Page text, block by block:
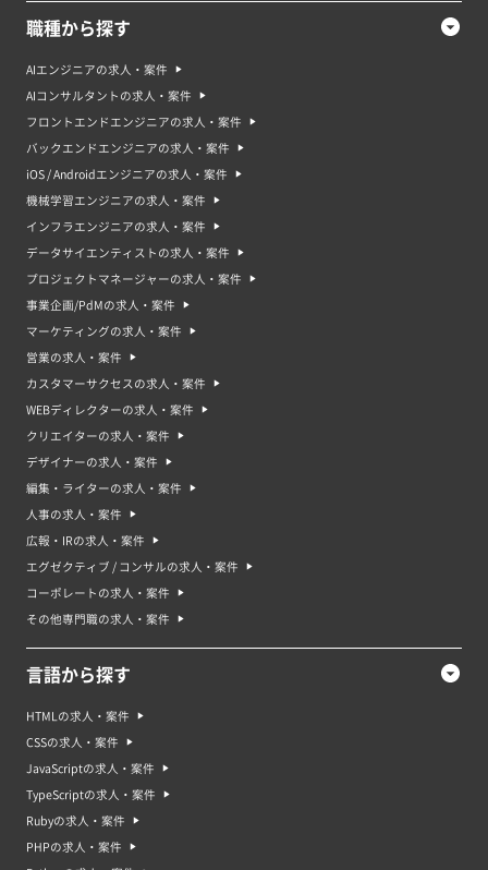
職種から探す
AIエンジニアの求人・案件
AIコンサルタントの求人・案件
フロントエンドエンジニアの求人・案件
バックエンドエンジニアの求人・案件
iOS / Androidエンジニアの求人・案件
機械学習エンジニアの求人・案件
インフラエンジニアの求人・案件
データサイエンティストの求人・案件
プロジェクトマネージャーの求人・案件
事業企画/PdMの求人・案件
マーケティングの求人・案件
営業の求人・案件
カスタマーサクセスの求人・案件
WEBディレクターの求人・案件
クリエイターの求人・案件
デザイナーの求人・案件
編集・ライターの求人・案件
人事の求人・案件
広報・IRの求人・案件
エグゼクティブ / コンサルの求人・案件
コーポレートの求人・案件
その他専門職の求人・案件
言語から探す
HTMLの求人・案件
CSSの求人・案件
JavaScriptの求人・案件
TypeScriptの求人・案件
Rubyの求人・案件
PHPの求人・案件